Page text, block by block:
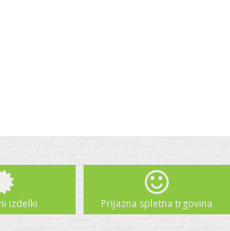
izdelki Prijazna spletna trgovina